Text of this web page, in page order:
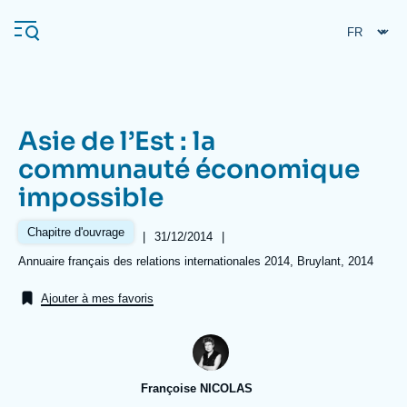
au
contenu
Navigation
principale
L'Ifri
Analyses
Asie de l’Est : la
communauté économique
impossible
Chapitre d'ouvrage |
Date
de
31/12/2014
|
Références
Annuaire français des relations internationales 2014, Bruylant, 2014
Ajouter à mes favoris
Françoise NICOLAS